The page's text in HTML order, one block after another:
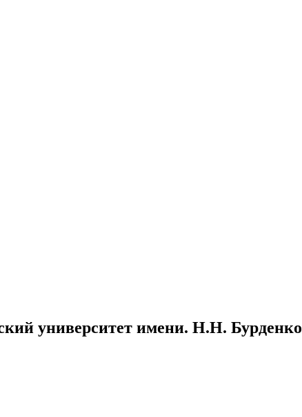
университет имени. Н.Н. Бурденко